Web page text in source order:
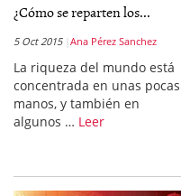
¿Cómo se reparten los...
5 Oct 2015 Ana Pérez Sanchez
La riqueza del mundo está
concentrada en unas pocas
manos, y también en
algunos … Leer